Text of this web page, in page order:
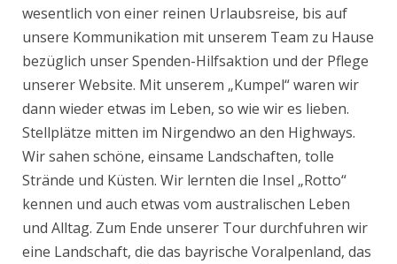
wesentlich von einer reinen Urlaubsreise, bis auf
unsere Kommunikation mit unserem Team zu Hause
bezüglich unser Spenden-Hilfsaktion und der Pflege
unserer Website. Mit unserem „Kumpel“ waren wir
dann wieder etwas im Leben, so wie wir es lieben.
Stellplätze mitten im Nirgendwo an den Highways.
Wir sahen schöne, einsame Landschaften, tolle
Strände und Küsten. Wir lernten die Insel „Rotto“
kennen und auch etwas vom australischen Leben
und Alltag. Zum Ende unserer Tour durchfuhren wir
eine Landschaft, die das bayrische Voralpenland, das